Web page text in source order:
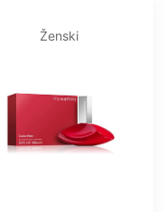
Ženski